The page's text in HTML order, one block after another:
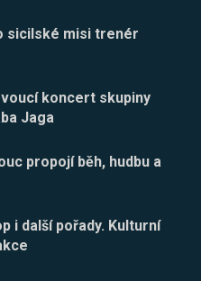
sicilské misi trenér
koncert skupiny
Jaga
propojí běh, hudbu a
i další pořady. Kulturní